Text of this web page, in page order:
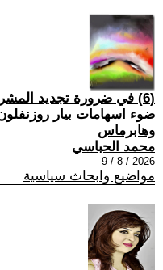
(6) في ضرورة تجديد
ضوء اسهامات بيار
وهابرماس
محمد الحباسي
2026 / 8 / 9
مواضيع وابحاث سياسية